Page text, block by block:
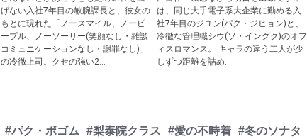
げない入社7年目の敏腕課長と、彼女の
もとに現れた「ノースマイル、ノーピ
ープル、ノーソーリー(笑顔なし・雑談
コミュニケーションなし・謝罪なし)」
の冷徹上司。クセの強い2...
は、同じ大手電子系大企業に勤める入
社7年目のジユン(パク・ジヒョン)と、
冷徹な管理職シウ(ソ・イングク)のオフ
ィスロマンス。 キャラの違う二人が少
しずつ距離を詰め...
#パク・ボゴム #梨泰院クラス #愛の不時着 #冬のソナタ